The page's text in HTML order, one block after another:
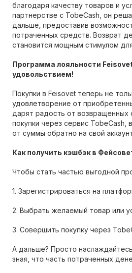
благодаря качеству товаров и
партнерстве с TobeCash, он
дальше, предоставив
потраченных средств. Возврат
становится мощным стимулом
Программа лояльности
удовольствием!
Покупки в Feisovet теперь не
удовлетворение от
дарят радость от возвращенных
покупки через сервис TobeCash,
от суммы обратно на свой
Как получить кэшбэк в
Чтобы стать частью выгодной
1. Зарегистрироваться на
2. Выбрать желаемый товар или
3. Совершить покупку через
А дальше? Просто наслаждайтесь
зная, что часть потраченных